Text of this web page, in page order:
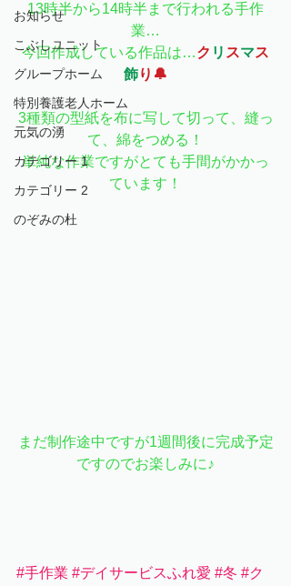
お知らせ
こぶしユニット
グループホーム
特別養護老人ホーム
元気の湧
カテゴリー 1
カテゴリー 2
のぞみの杜
13時半から14時半まで行われる手作
業…
今回作成している作品は…ク リ スマス
飾り🔔
3種類の型紙を布に写して切って、縫っ
て、綿をつめる！
単純な作業ですがとても手間がかかっ
ています！
まだ制作途中ですが1週間後に完成予定
ですのでお楽しみに♪
#手作業 #デイサービスふれ愛 #冬 #ク